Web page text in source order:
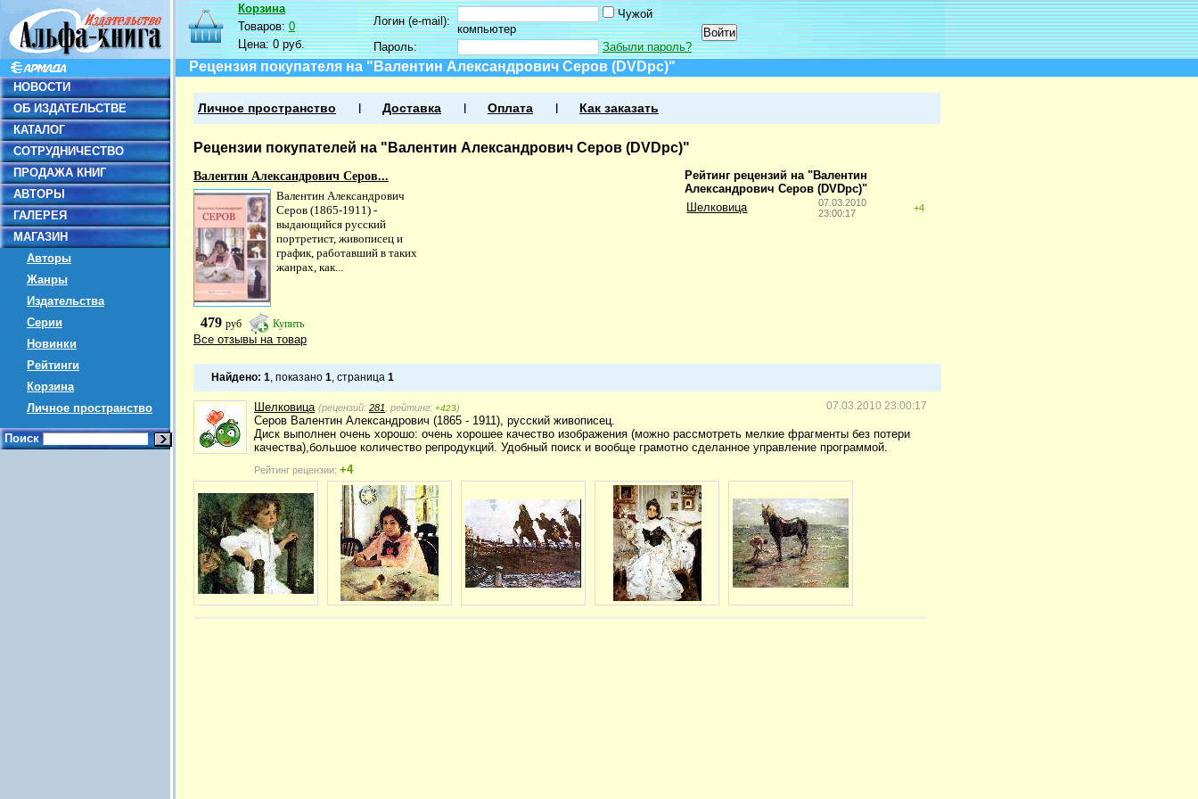
НОВОСТИ
ОБ ИЗДАТЕЛЬСТВЕ
КАТАЛОГ
СОТРУДНИЧЕСТВО
ПРОДАЖА КНИГ
АВТОРЫ
ГАЛЕРЕЯ
МАГАЗИН
Авторы
Жанры
Издательства
Серии
Новинки
Рейтинги
Корзина
Личное пространство
Поиск
Корзина
Товаров:0
Цена:0 руб.
Логин (e-mail):
Чужой
компьютер
Пароль:
Забыли пароль?
Рецензия покупателя на "Валентин Александрович Серов (DVDpc)"
Личное пространство Доставка Оплата Как заказать
Рецензии покупателей на "Валентин Александрович Серов (DVDpc)"
Рейтинг рецензий на "Валентин
Александрович Серов (DVDpc)"
Шелковица
07.03.2010
23:00:17
+4
Валентин Александрович Серов...
Валентин Александрович
Серов (1865-1911) -
выдающийся русский
портретист, живописец и
график, работавший в таких
жанрах, как...
479 руб Купить
Все отзывы на товар
Найдено: 1, показано 1, страница 1
07.03.2010 23:00:17
Шелковица (рецензий: 281 , рейтинг: +423)
Серов Валентин Александрович (1865 - 1911), русский живописец.
Диск выполнен очень хорошо: очень хорошее качество изображения (можно рассмотреть мелкие фрагменты без потери
качества),большое количество репродукций. Удобный поиск и вообще грамотно сделанное управление программой.
Рейтинг рецензии: +4